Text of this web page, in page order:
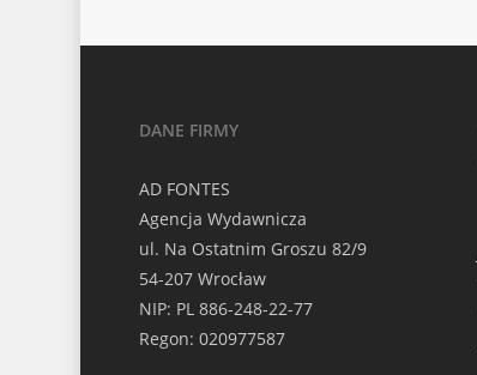
DANE FIRMY
AD FONTES
Agencja Wydawnicza
ul. Na Ostatnim Groszu 82/9
54-207 Wrocław
NIP: PL 886-248-22-77
Regon: 020977587